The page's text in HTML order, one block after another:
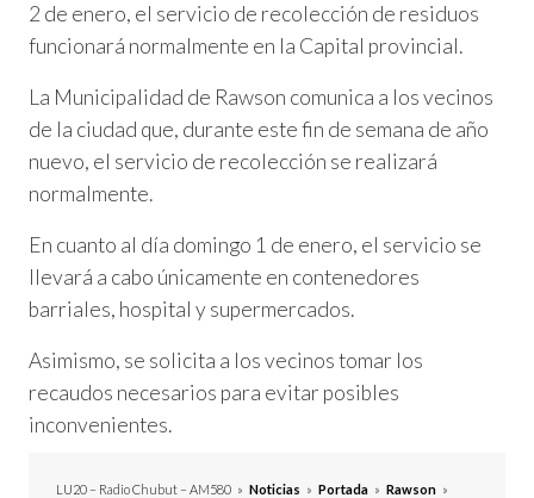
2 de enero, el servicio de recolección de residuos
funcionará normalmente en la Capital provincial.
La Municipalidad de Rawson comunica a los vecinos
de la ciudad que, durante este fin de semana de año
nuevo, el servicio de recolección se realizará
normalmente.
En cuanto al día domingo 1 de enero, el servicio se
llevará a cabo únicamente en contenedores
barriales, hospital y supermercados.
Asimismo, se solicita a los vecinos tomar los
recaudos necesarios para evitar posibles
inconvenientes.
LU20 – Radio Chubut – AM580 » Noticias » Portada » Rawson »